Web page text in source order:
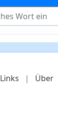
Links | Über